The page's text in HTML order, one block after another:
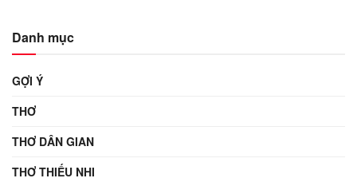
Danh mục
GỢI Ý
THƠ
THƠ DÂN GIAN
THƠ THIẾU NHI